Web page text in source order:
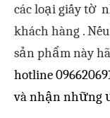
các loại giấy tờ
khách hàng .
sản phẩm này
hotline
và nhận những